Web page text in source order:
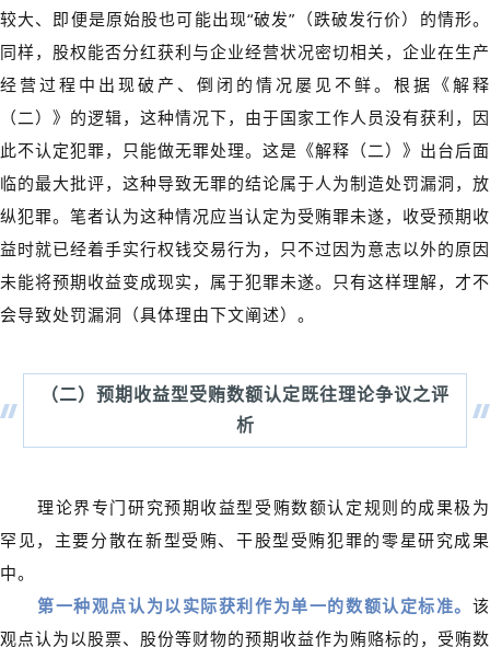
较大、即便是原始股也可能出现“破发”（跌破发行价）的情形。
同样，股权能否分红获利与企业经营状况密切相关，企业在生产
经营过程中出现破产、倒闭的情况屡见不鲜。根据《解释
（二）》的逻辑，这种情况下，由于国家工作人员没有获利，因
此不认定犯罪，只能做无罪处理。这是《解释（二）》出台后面
临的最大批评，这种导致无罪的结论属于人为制造处罚漏洞，放
纵犯罪。笔者认为这种情况应当认定为受贿罪未遂，收受预期收
益时就已经着手实行权钱交易行为，只不过因为意志以外的原因
未能将预期收益变成现实，属于犯罪未遂。只有这样理解，才不
会导致处罚漏洞（具体理由下文阐述）。
（二） 预期收益型受贿数额认定既往理论争议之评
析
理论界专门研究预期收益型受贿数额认定规则的成果极为
罕见，主要分散在新型受贿、干股型受贿犯罪的零星研究成果
中。
第一种观点认为以实际获利作为单一的数额认定标准。 该
观点认为以股票、股份等财物的预期收益作为贿赂标的，受贿数